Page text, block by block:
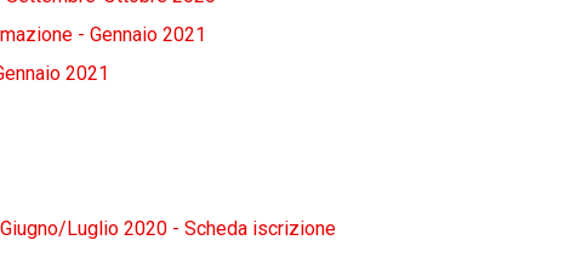
- Gennaio 2021
2021
Luglio 2020 - Scheda iscrizione